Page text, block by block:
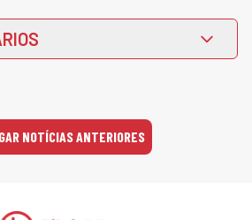
NOTÍCIAS ANTERIORES